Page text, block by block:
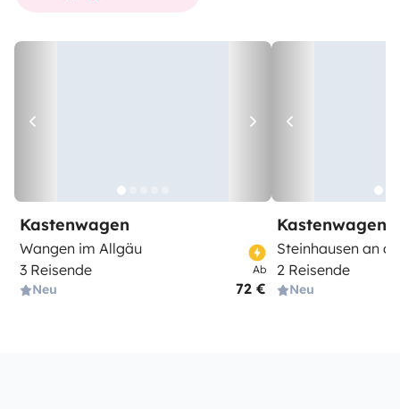
Kastenwagen
Wangen im Allgäu
3 Reisende
Neu
Ab
72 €
Kastenwagen
Steinhausen an
2 Reisende
Neu